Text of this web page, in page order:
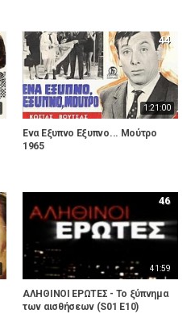
1:21:00
44
Ένα Εξυπνο Εξυπνο... Μούτρο
1965
41:59
46
ΑΛΗΘΙΝΟΙ ΕΡΩΤΕΣ - Το ξύπνημα
των αισθήσεων (S01 E10)